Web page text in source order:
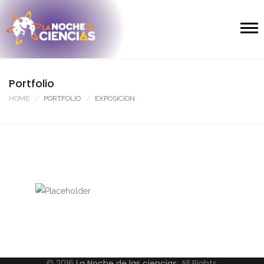
Portfolio
HOME PORTFOLIO EXPOSICION